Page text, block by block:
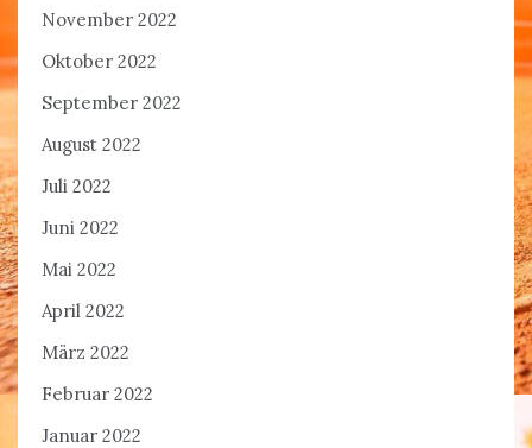
November 2022
Oktober 2022
September 2022
August 2022
Juli 2022
Juni 2022
Mai 2022
April 2022
März 2022
Februar 2022
Januar 2022